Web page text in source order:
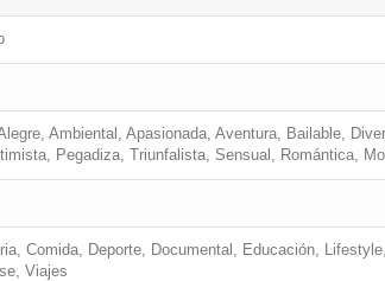
Ambiental, Apasionada, Aventura, Bailable,
Pegadiza, Triunfalista, Sensual, Romántica,
Comida, Deporte, Documental, Educación,
Viajes